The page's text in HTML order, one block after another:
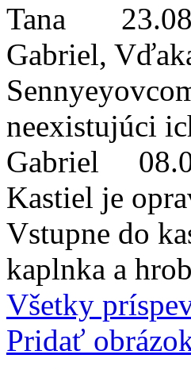
Tana
Gabriel,
neexistujúci
Gabriel
Kastiel je
Vstupne do
kaplnka a
Všetky
Pridať